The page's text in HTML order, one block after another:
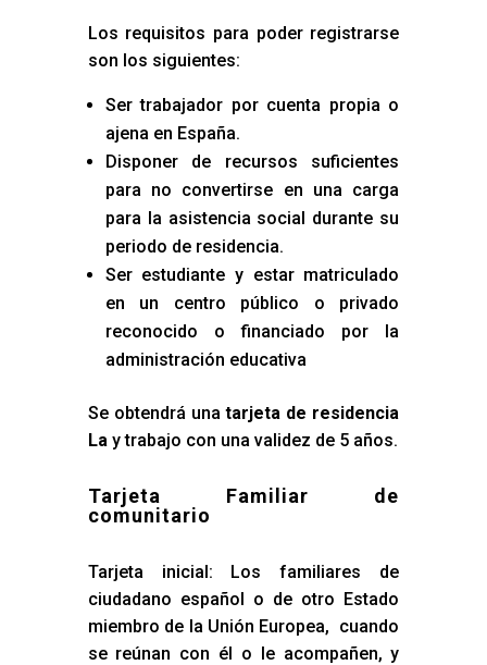
Los requisitos para poder registrarse
son los siguientes:
Ser trabajador por cuenta propia o
ajena en España.
Disponer de recursos suficientes
para no convertirse en una carga
para la asistencia social durante su
periodo de residencia.
Ser estudiante y estar matriculado
en un centro público o privado
reconocido o financiado por la
administración educativa
Se obtendrá unatarjeta de residencia
La y trabajo con una validez de 5 años.
Tarjeta Familiar de
comunitario
Tarjeta inicial: Los familiares de
ciudadano español o de otro Estado
miembro de la Unión Europea, cuando
se reúnan con él o le acompañen, y